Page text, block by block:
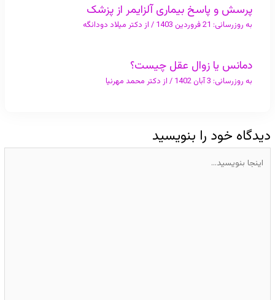
پرسش و پاسخ بیماری آلزایمر از پزشک
به روزرسانی: / از دکتر میلاد دودانگه
دمانس یا زوال عقل چیست؟
به روزرسانی: / از دکتر محمد مهرنیا
دیدگاه‌ خود را بنویسید